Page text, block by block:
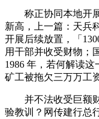
称正协同本地开展
新高，上一篇：天兵
开展后续放置，「
用干部并收受财物；
1986 年，若何解读
矿工被拖欠三万万工
并不法收受巨额财
验教训？网传建行总